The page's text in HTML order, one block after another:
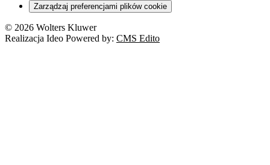
Zarządzaj preferencjami plików cookie
© 2026 Wolters Kluwer
Realizacja Ideo Powered by: CMS Edito